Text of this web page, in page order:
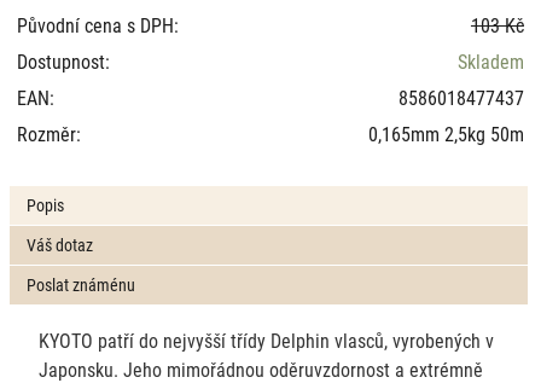
Původní cena s DPH:
103 Kč
Dostupnost:
Skladem
EAN:
8586018477437
Rozměr:
0,165mm 2,5kg 50m
Popis
Váš dotaz
Poslat známénu
KYOTO patří do nejvyšší třídy Delphin vlasců, vyrobených v
Japonsku. Jeho mimořádnou oděruvzdornost a extrémně